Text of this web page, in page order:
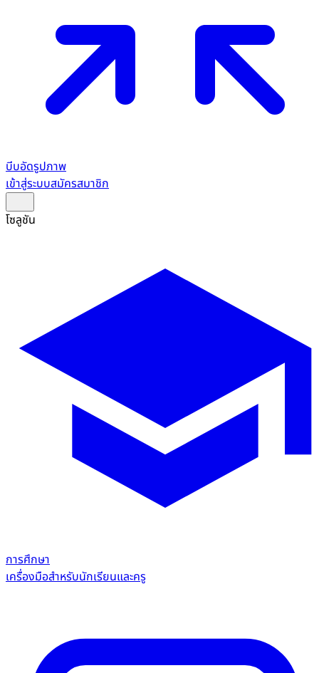
บีบอัดรูปภาพ
เข้าสู่ระบบสมัครสมาชิก
โซลูชัน
การศึกษา
เครื่องมือสำหรับนักเรียนและครู